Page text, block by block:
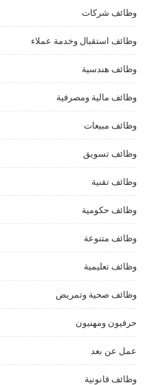
وظائف شركات
وظائف استقبال وخدمة عملاء
وظائف هندسية
وظائف مالية ومصرفية
وظائف مبيعات
وظائف تسويق
وظائف تقنية
وظائف حكومية
وظائف متنوعة
وظائف تعليمية
وظائف صحية وتمريض
حرفيون ومهنيون
عمل عن بعد
وظائف قانونية